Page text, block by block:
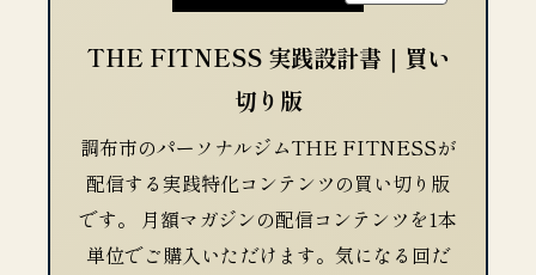
THE FITNESS 実践設計書｜買い
切り版
調布市のパーソナルジムTHE FITNESSが
配信する実践特化コンテンツの買い切り版
です。 月額マガジンの配信コンテンツを1本
単位でご購入いただけます。気になる回だ